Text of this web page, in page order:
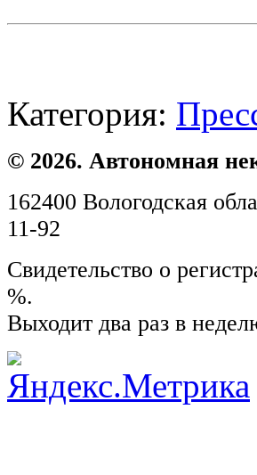
Категория:
© 2026. Автономная
162400 Вологодская
11-92
Свидетельство о
%.
Выходит два раз в